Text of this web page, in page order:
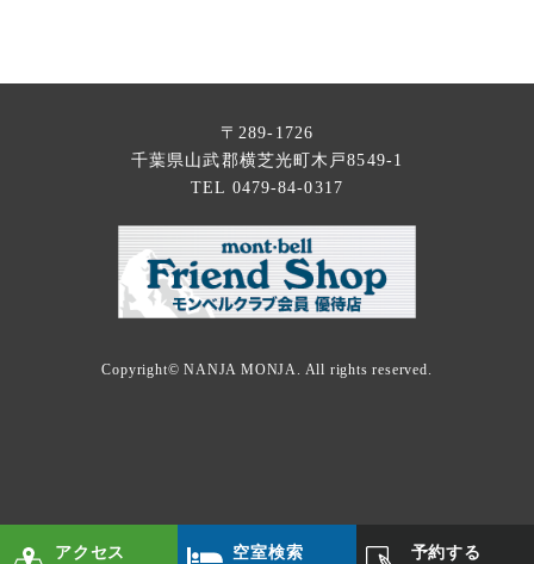
〒289-1726
千葉県山武郡横芝光町木戸8549-1
TEL 0479-84-0317
Copyright©NANJA MONJA. All rights reserved.
アクセス 空室検索 予約する